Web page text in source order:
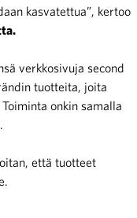
kasvatettua”, kertoo
verkkosivuja second
tuotteita, joita
onkin samalla
että tuotteet